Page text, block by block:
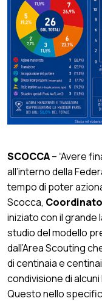
SCOCCA– “Avere
all’interno della
tempo di poter
Scocca,
iniziato con il grande
studio del modello
dall’Area Scouting
di centinaia e
condivisione di
Questo nello